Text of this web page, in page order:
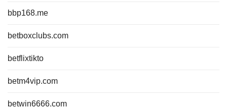
bbp168.me
betboxclubs.com
betflixtikto
betm4vip.com
betwin6666.com